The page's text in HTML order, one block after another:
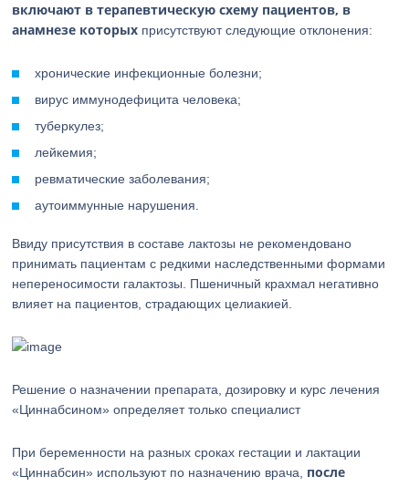
включают в терапевтическую схему пациентов, в
анамнезе которых присутствуют следующие отклонения:
хронические инфекционные болезни;
вирус иммунодефицита человека;
туберкулез;
лейкемия;
ревматические заболевания;
аутоиммунные нарушения.
Ввиду присутствия в составе лактозы не рекомендовано
принимать пациентам с редкими наследственными формами
непереносимости галактозы. Пшеничный крахмал негативно
влияет на пациентов, страдающих целиакией.
Решение о назначении препарата, дозировку и курс лечения
«Циннабсином» определяет только специалист
При беременности на разных сроках гестации и лактации
«Циннабсин» используют по назначению врача, после